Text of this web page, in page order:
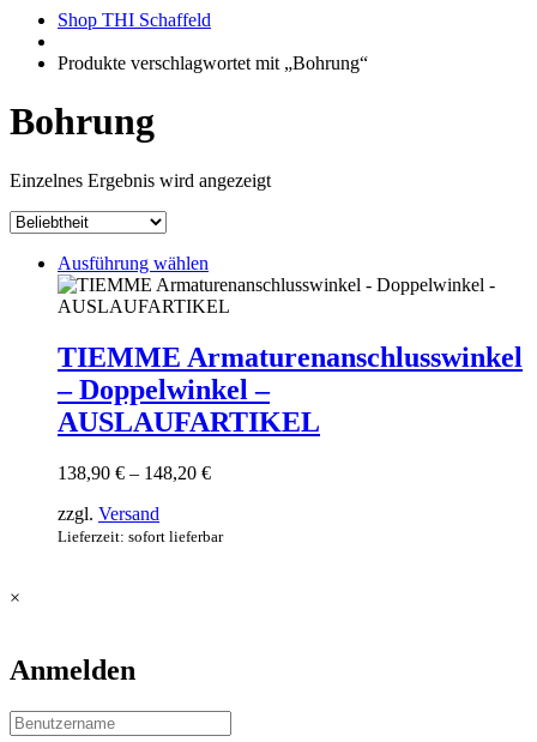
Shop THI Schaffeld
Produkte verschlagwortet mit „Bohrung“
Bohrung
Einzelnes Ergebnis wird angezeigt
Ausführung wählen
Produkt
weist
Varianten
auf.
Die
Optionen
können
der
werden
TIEMME Armaturenanschlusswinkel
– Doppelwinkel –
AUSLAUFARTIKEL
138,90 € – 148,20 €Preisspanne:
148,20 €
zzgl. Versand
Lieferzeit: sofort lieferbar
×
Anmelden